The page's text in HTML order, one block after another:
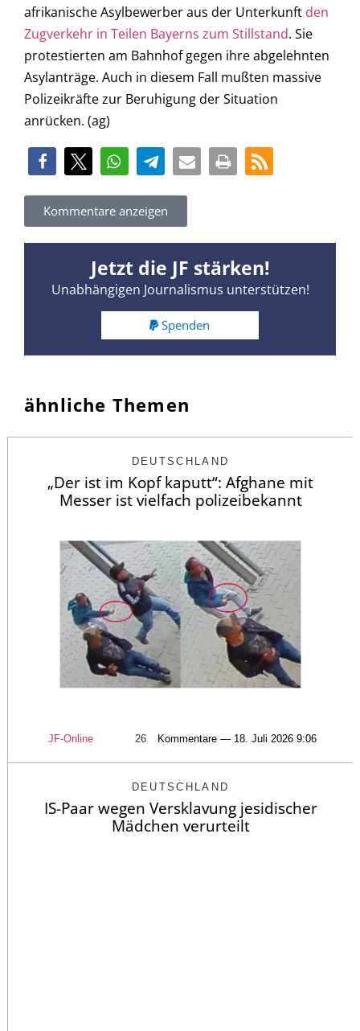
afrikanische Asylbewerber aus der Unterkunft den
Zugverkehr in Teilen Bayerns zum Stillstand. Sie
protestierten am Bahnhof gegen ihre abgelehnten
Asylanträge. Auch in diesem Fall mußten massive
Polizeikräfte zur Beruhigung der Situation
anrücken. (ag)
Kommentare anzeigen
Jetzt die JF stärken!
Unabhängigen Journalismus unterstützen!
Spenden
ähnliche Themen
DEUTSCHLAND
„Der ist im Kopf kaputt“: Afghane mit
Messer ist vielfach polizeibekannt
JF-Online 26 Kommentare — 18. Juli 2026 9:06
DEUTSCHLAND
IS-Paar wegen Versklavung jesidischer
Mädchen verurteilt